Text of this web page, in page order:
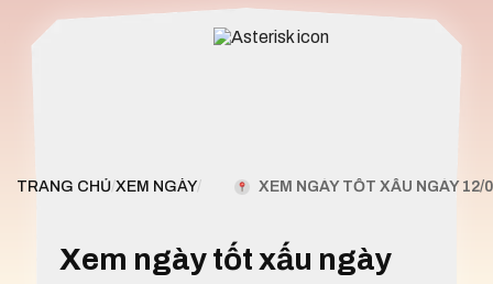
TRANG CHỦ/XEM NGÀY/ XEM NGÀY TỐT XẤU NGÀY 12/
Xem ngày tốt xấu ngày